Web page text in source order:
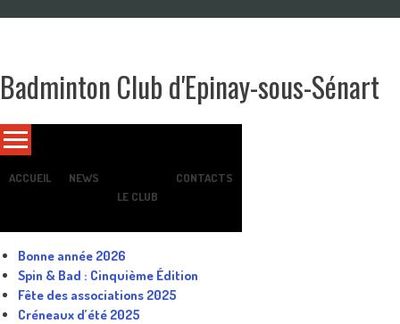
Badminton Club d'Epinay-sous-Sénart
ACCUEIL
NEWS
LE CLUB
CONTACTS
Bonne année 2026
Spin & Bad : Cinquième Édition
Fête des associations 2025
Créneaux d’été 2025